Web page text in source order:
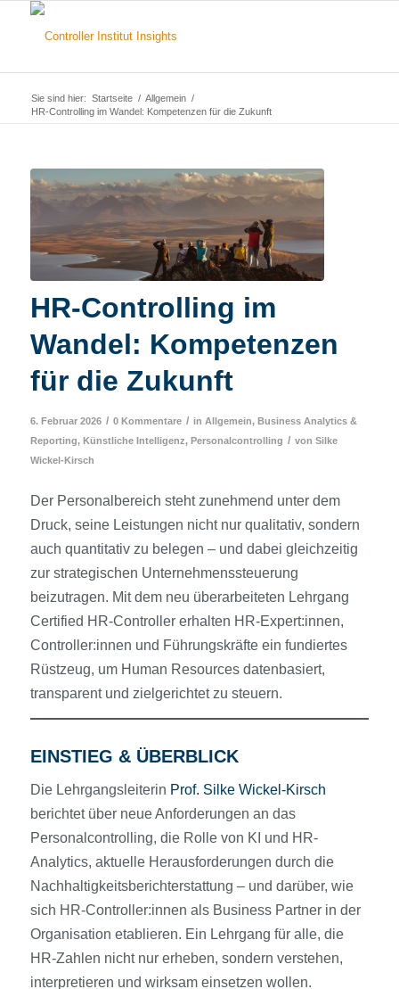
Sie sind hier: Startseite / Allgemein /
HR-Controlling im Wandel: Kompetenzen für die Zukunft
HR-Controlling im
Wandel: Kompetenzen
für die Zukunft
6. Februar 2026 / 0 Kommentare / in Allgemein, Business Analytics &
Reporting, Künstliche Intelligenz, Personalcontrolling / von Silke
Wickel-Kirsch
Der Personalbereich steht zunehmend unter dem
Druck, seine Leistungen nicht nur qualitativ, sondern
auch quantitativ zu belegen – und dabei gleichzeitig
zur strategischen Unternehmenssteuerung
beizutragen. Mit dem neu überarbeiteten Lehrgang
Certified HR-Controller erhalten HR-Expert:innen,
Controller:innen und Führungskräfte ein fundiertes
Rüstzeug, um Human Resources datenbasiert,
transparent und zielgerichtet zu steuern.
EINSTIEG & ÜBERBLICK
Die Lehrgangsleiterin Prof. Silke Wickel-Kirsch
berichtet über neue Anforderungen an das
Personalcontrolling, die Rolle von KI und HR-
Analytics, aktuelle Herausforderungen durch die
Nachhaltigkeitsberichterstattung – und darüber, wie
sich HR-Controller:innen als Business Partner in der
Organisation etablieren. Ein Lehrgang für alle, die
HR-Zahlen nicht nur erheben, sondern verstehen,
interpretieren und wirksam einsetzen wollen.